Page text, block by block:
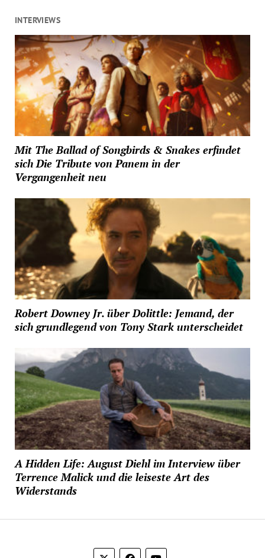
INTERVIEWS
Mit The Ballad of Songbirds & Snakes erfindet
sich Die Tribute von Panem in der
Vergangenheit neu
Robert Downey Jr. über Dolittle: Jemand, der
sich grundlegend von Tony Stark unterscheidet
A Hidden Life: August Diehl im Interview über
Terrence Malick und die leiseste Art des
Widerstands